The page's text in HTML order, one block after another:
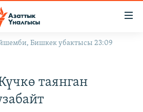
Бишкек убактысы 23:09
таянган